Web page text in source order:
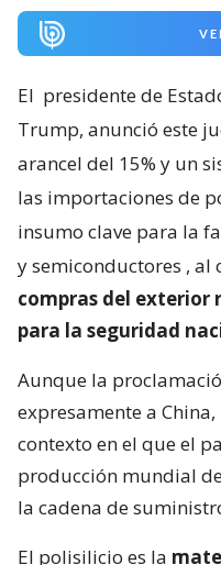
El presidente de
Trump, anunció este
arancel del 15% y un
las importaciones de
insumo clave para la
y semiconductores , al
compras del exterior
para la seguridad
Aunque la
expresamente a
contexto en el que el
producción mundial
la cadena de
El polisilicio es la